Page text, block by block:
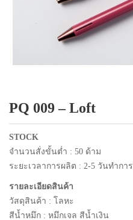
ถุงผ้า กระเป๋าผ้า
แพคเกจปากกา
PQ 009 – Loft
STOCK
จำนวนสั่งขั้นต่ำ : 50 ด้าม
ระยะเวลาการผลิต : 2-5 วันทำการ
รายละเอียดสินค้า
วัสดุสินค้า : โลหะ
สีน้ำหมึก : หมึกเจล สีน้ำเงิน